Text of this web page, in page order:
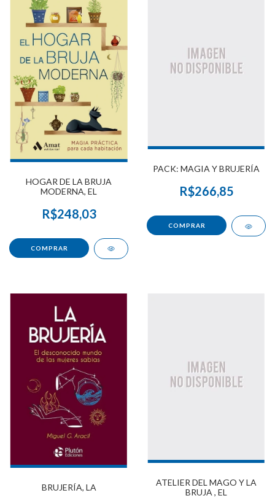
HOGAR DE LA BRUJA
MODERNA, EL
R$248,03
PACK: MAGIA Y BRUJERÍA
R$266,85
BRUJERÍA, LA
ATELIER DEL MAGO Y LA
BRUJA , EL